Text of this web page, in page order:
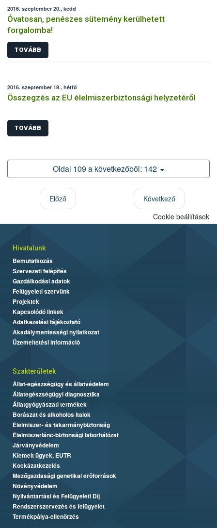
2016. szeptember 20., kedd
Óvatosan, penészes sütemény kerülhetett
forgalomba!
TOVÁBB
2016. szeptember 19., hétfő
Összegzés az EU élelmiszerbiztonsági helyzetéről
TOVÁBB
Oldal 109 a következőből: 142
Előző
Következő
Cookie beállítások
Hivatalunk
Bemutatkozás
Szervezeti felépítés
Gazdálkodási adatok
Felügyeleti szervünk
Projektek
Kapcsolódó linkek
Adatkezelési tájékoztató
Akadálymentességi nyilatkozat
Üzemeltetési információ
Szakterületek
Állat-egészségügy és állatvédelem
Állategészségügyi diagnosztika
Állatgyógyászati termékek
Borászat és alkoholos italok
Élelmiszer- és takarmánybiztonság
Élelmiszerlánc-biztonsági laborhálózat
Járványvédelem
Kiemelt ügyek, EUTR
Kockázatkezelés
Mezőgazdasági genetikai erőforrások
Növényvédelem
Nyilvántartási és Felügyeleti Díj
Rendszerszervezés és felügyelet
Termékpálya-ellenőrzés